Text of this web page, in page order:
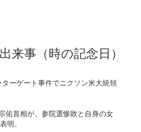
来事（時の記念日）
ターゲート事件でニクソン米大統領
佑首相が、参院選惨敗と自身の女
明。